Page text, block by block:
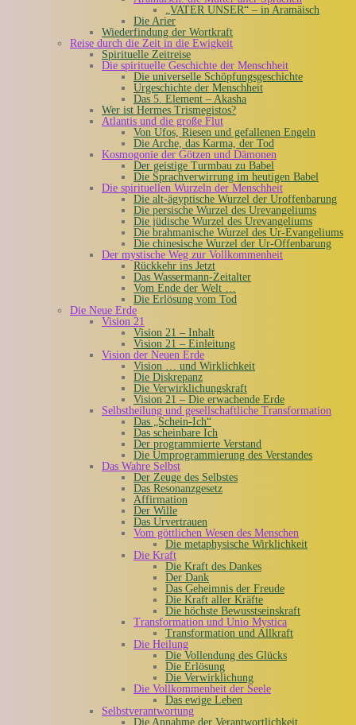
„VATER UNSER“ – in Aramäisch
Die Arier
Wiederfindung der Wortkraft
Reise durch die Zeit in die Ewigkeit
Spirituelle Zeitreise
Die spirituelle Geschichte der Menschheit
Die universelle Schöpfungsgeschichte
Urgeschichte der Menschheit
Das 5. Element – Akasha
Wer ist Hermes Trismegistos?
Atlantis und die große Flut
Von Ufos, Riesen und gefallenen Engeln
Die Arche, das Karma, der Tod
Kosmogonie der Götzen und Dämonen
Der geistige Turmbau zu Babel
Die Sprachverwirrung im heutigen Babel
Die spirituellen Wurzeln der Menschheit
Die alt-ägyptische Wurzel der Uroffenbarung
Die persische Wurzel des Urevangeliums
Die jüdische Wurzel des Urevangeliums
Die brahmanische Wurzel des Ur-Evangeliums
Die chinesische Wurzel der Ur-Offenbarung
Der mystische Weg zur Vollkommenheit
Rückkehr ins Jetzt
Das Wassermann-Zeitalter
Vom Ende der Welt …
Die Erlösung vom Tod
Die Neue Erde
Vision 21
Vision 21 – Inhalt
Vision 21 – Einleitung
Vision der Neuen Erde
Vision … und Wirklichkeit
Die Diskrepanz
Die Verwirklichungskraft
Vision 21 – Die erwachende Erde
Selbstheilung und gesellschaftliche Transformation
Das „Schein-Ich“
Das scheinbare Ich
Der programmierte Verstand
Die Umprogrammierung des Verstandes
Das Wahre Selbst
Der Zeuge des Selbstes
Das Resonanzgesetz
Affirmation
Der Wille
Das Urvertrauen
Vom göttlichen Wesen des Menschen
Die metaphysische Wirklichkeit
Die Kraft
Die Kraft des Dankes
Der Dank
Das Geheimnis der Freude
Die Kraft aller Kräfte
Die höchste Bewusstseinskraft
Transformation und Unio Mystica
Transformation und Allkraft
Die Heilung
Die Vollendung des Glücks
Die Erlösung
Die Verwirklichung
Die Vollkommenheit der Seele
Das ewige Leben
Selbstverantwortung
Die Annahme der Verantwortlichkeit